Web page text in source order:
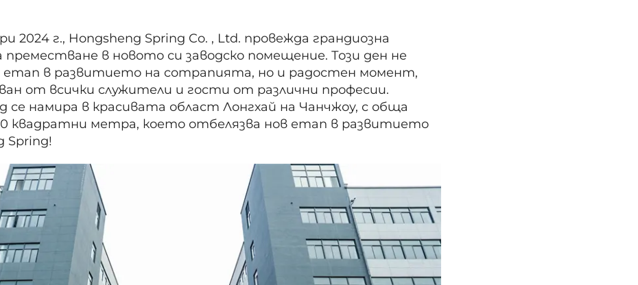
2024 г., Hongsheng Spring Co. , Ltd. провежда грандиозна
преместване в новото си заводско помещение. Този ден не
етап в развитието на companията, но и радостен момент,
от всички служители и гости от различни професии.
се намира в красивата област Лонгхай на Чанчжоу, с обща
квадратни метра, което отбелязва нов етап в развитието
Spring!